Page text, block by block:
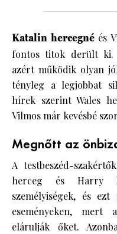
Katalin hercegné és
fontos titok derült ki.
azért működik olyan
tényleg a legjobbat
hírek szerint Wales
Vilmos már kevésbé
Megnőtt az
A testbeszéd-
herceg és Harry
személyiségek, és
eseményeken, mert
elárulják őket.